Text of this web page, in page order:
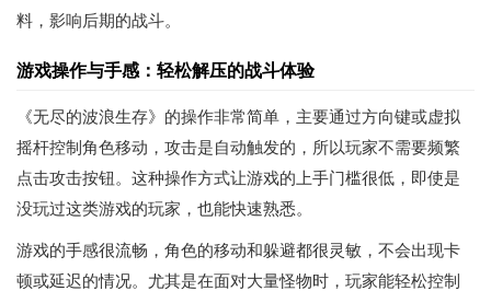
料，影响后期的战斗。
游戏操作与手感：轻松解压的战斗体验
《无尽的波浪生存》的操作非常简单，主要通过方向键或虚拟
摇杆控制角色移动，攻击是自动触发的，所以玩家不需要频繁
点击攻击按钮。这种操作方式让游戏的上手门槛很低，即使是
没玩过这类游戏的玩家，也能快速熟悉。
游戏的手感很流畅，角色的移动和躲避都很灵敏，不会出现卡
顿或延迟的情况。尤其是在面对大量怪物时，玩家能轻松控制